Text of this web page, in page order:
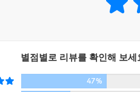
제를 일으키지 않기 때문이다
기회다.”
좌절하지 말고 흥분하라.”
별점별로 리뷰를 확인해 보세
47%